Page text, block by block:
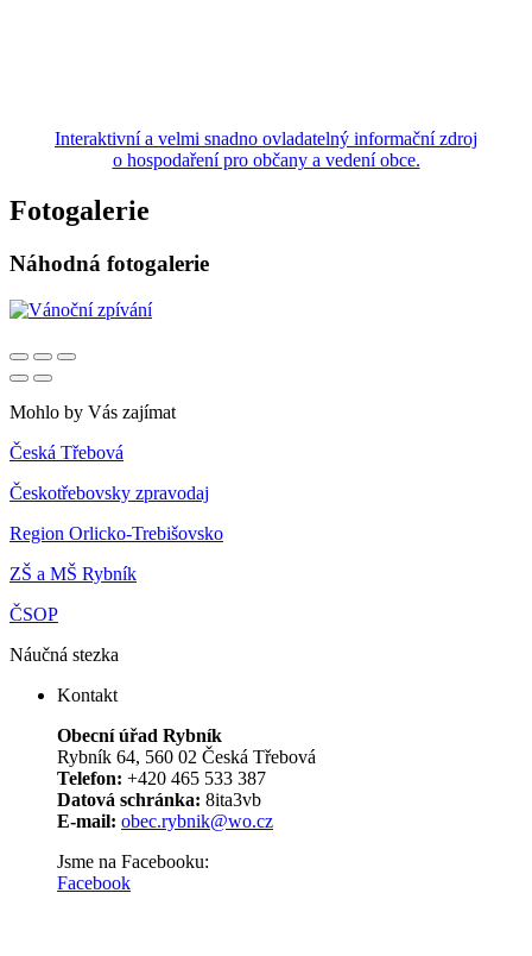
Interaktivní a velmi snadno ovladatelný informační zdroj
o hospodaření pro občany a vedení obce.
Fotogalerie
Náhodná fotogalerie
Mohlo by Vás zajímat
Česká Třebová
Českotřebovsky zpravodaj
Region Orlicko-Trebišovsko
ZŠ a MŠ Rybník
ČSOP
Náučná stezka
Kontakt
Obecní úřad Rybník
Rybník 64, 560 02 Česká Třebová
Telefon: +420 465 533 387
Datová schránka: 8ita3vb
E-mail: obec.rybnik@wo.cz
Jsme na Facebooku:
Facebook